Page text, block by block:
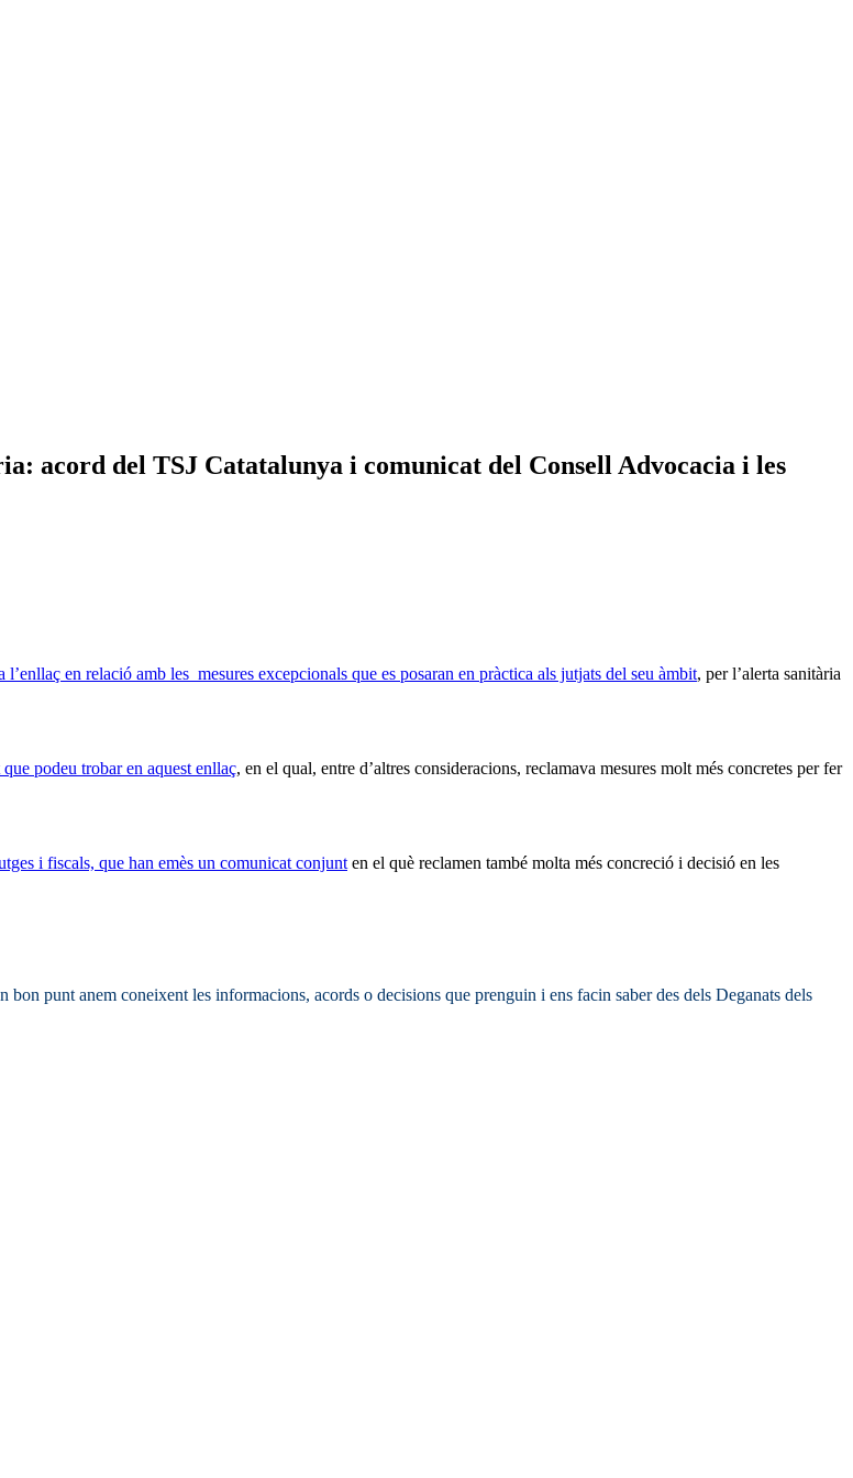
acord del TSJ Catatalunya i comunicat del Consell Advocacia i les
en relació amb les mesures excepcionals que es posaran en pràctica als jutjats del seu àmbit, per l’alerta sanitària
podeu trobar en aquest enllaç, en el qual, entre d’altres consideracions, reclamava mesures molt més concretes per fer
i fiscals, que han emès un comunicat conjunt en el què reclamen també molta més concreció i decisió en les
bon punt anem coneixent les informacions, acords o decisions que prenguin i ens facin saber des dels Deganats dels